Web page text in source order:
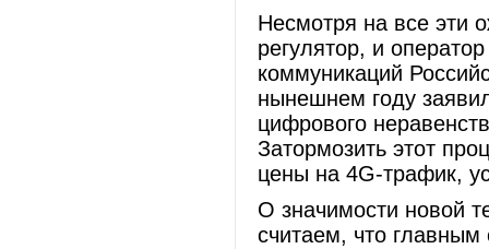
Несмотря на все эти
регулятор, и
коммуникаций
нынешнем году
цифрового
Затормозить этот
цены на 4G-трафик,
О значимости новой
считаем, что